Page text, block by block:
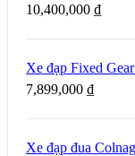
10,400,000 ₫
Xe đạp Fixed
7,899,000 ₫
Xe đạp đua